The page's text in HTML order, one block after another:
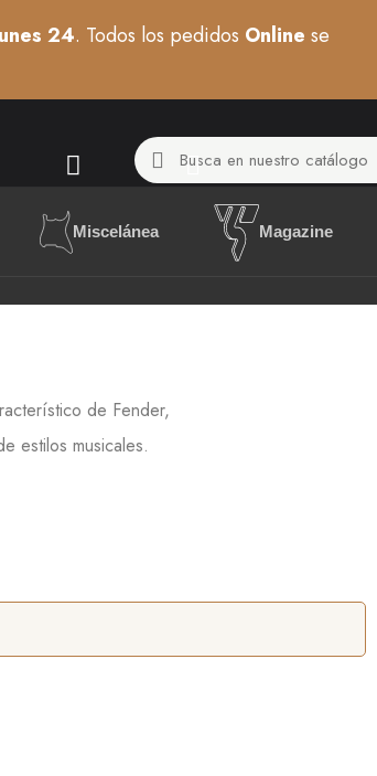
24. Todos los pedidos Online se
Miscelánea Magazine
de Fender,
estilos musicales.